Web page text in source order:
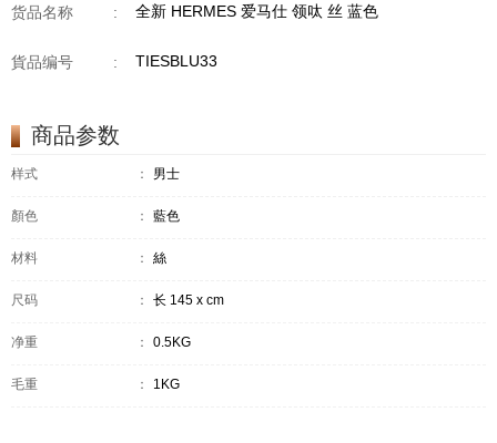
货品名称 : 全新 HERMES 爱马仕 领呔 丝 蓝色
貨品编号 : TIESBLU33
商品参数
样式 ： 男士
顏色 ： 藍色
材料 ： 絲
尺码 ： 长 145 x cm
净重 ： 0.5KG
毛重 ： 1KG